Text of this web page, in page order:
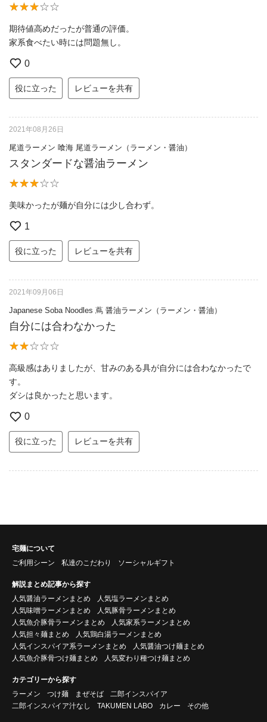
期待値高めだったが普通の評価。
家系食べたい時には問題無し。
0
役に立った レビューを共有
2021年08月26日
尾道ラーメン 喰海 尾道ラーメン（ラーメン・醤油）
スタンダードな醤油ラーメン
美味かったが麺が自分には少し合わず。
1
役に立った レビューを共有
2021年09月06日
Japanese Soba Noodles 蔦 醤油ラーメン（ラーメン・醤油）
自分には合わなかった
高級感はありましたが、甘みのある具が自分には合わなかったで
す。
ダシは良かったと思います。
0
役に立った レビューを共有
宅麺について
ご利用シーン
私達のこだわり ソーシャルギフト
解説まとめ記事から探す
人気醤油ラーメンまとめ
人気塩ラーメンまとめ
人気味噌ラーメンまとめ
人気豚骨ラーメンまとめ
人気魚介豚骨ラーメンまとめ
人気家系ラーメンまとめ
人気担々麺まとめ
人気鶏白湯ラーメンまとめ
人気インスパイア系ラーメンまとめ
人気醤油つけ麺まとめ
人気魚介豚骨つけ麺まとめ
人気変わり種つけ麺まとめ
カテゴリーから探す
ラーメン
つけ麺 まぜそば
二郎インスパイア
二郎インスパイア汁なし
TAKUMEN LABO カレー その他